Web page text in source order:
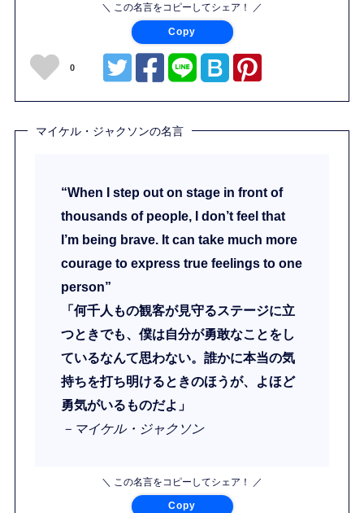
＼ この名言をコピーしてシェア！ ／
Copy
0
マイケル・ジャクソンの名言
“When I step out on stage in front of
thousands of people, I don’t feel that
I’m being brave. It can take much more
courage to express true feelings to one
person”
「何千人もの観客が見守るステージに立
つときでも、僕は自分が勇敢なことをし
ているなんて思わない。誰かに本当の気
持ちを打ち明けるときのほうが、よほど
勇気がいるものだよ」
－マイケル・ジャクソン
＼ この名言をコピーしてシェア！ ／
Copy